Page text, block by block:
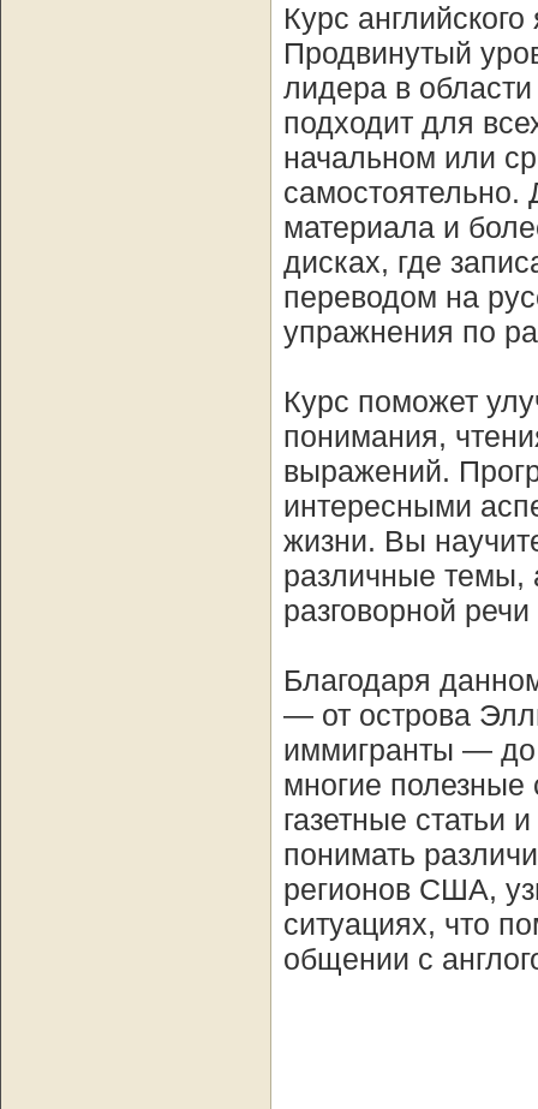
Курс
Продвинутый
лидера в
подходит для
начальном или
самостоятельно.
материала и
дисках, где
переводом на
упражнения по
Курс поможет
понимания,
выражений.
интересными
жизни. Вы
различные темы,
разговорной
Благодаря
— от острова
иммигранты —
многие полезные
газетные статьи
понимать
регионов США,
ситуациях, что
общении с